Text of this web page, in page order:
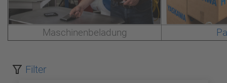
Maschinenbeladung
Filter